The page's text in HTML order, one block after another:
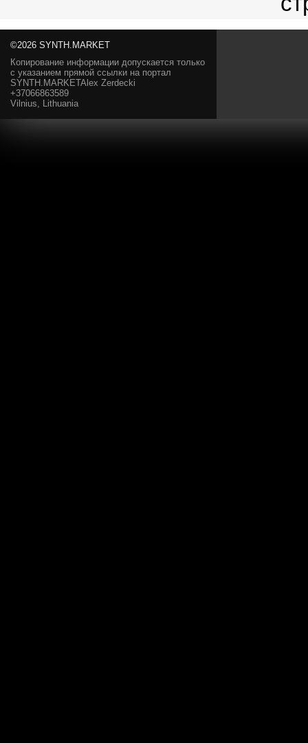
©2026 SYNTH.MARKET
Копирование информации допускается только
с указанием прямой ссылки на портал
SYNTH.MARKETAlex Zerdecki
+37066863589
Vilnius, Lithuania